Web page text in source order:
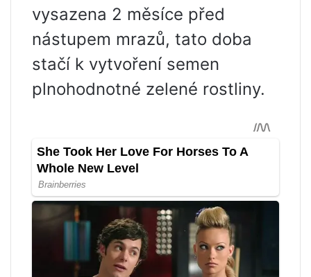
vysazena 2 měsíce před
nástupem mrazů, tato doba
stačí k vytvoření semen
plnohodnotné zelené rostliny.